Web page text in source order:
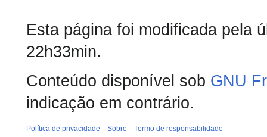
Esta página foi modificada pela
22h33min.
Conteúdo disponível sob GNU
indicação em contrário.
Política de privacidade Sobre Termo de responsabilidade